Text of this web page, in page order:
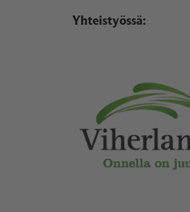
Yhteistyössä: